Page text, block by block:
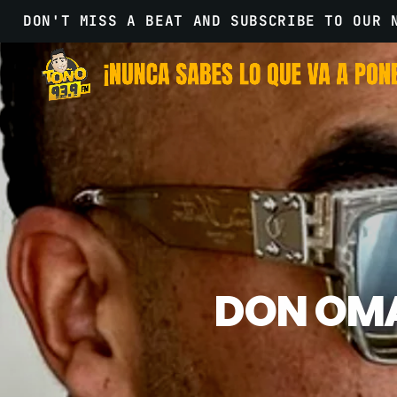
DON'T MISS A BEAT AND SUBSCRIBE TO OUR
DON